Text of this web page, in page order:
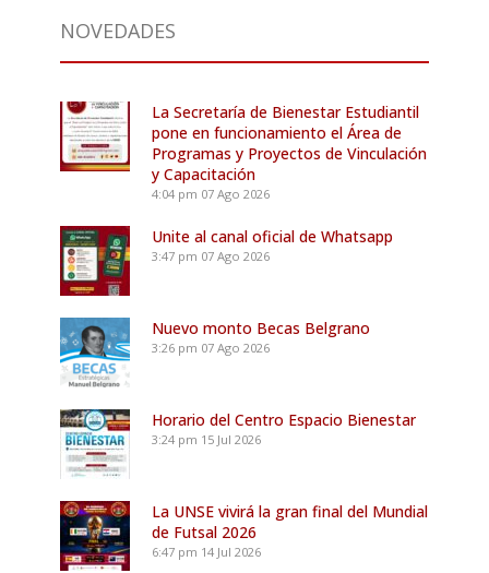
NOVEDADES
La Secretaría de Bienestar Estudiantil
pone en funcionamiento el Área de
Programas y Proyectos de Vinculación
y Capacitación
4:04 pm 07 Ago 2026
Unite al canal oficial de Whatsapp
3:47 pm 07 Ago 2026
Nuevo monto Becas Belgrano
3:26 pm 07 Ago 2026
Horario del Centro Espacio Bienestar
3:24 pm 15 Jul 2026
La UNSE vivirá la gran final del Mundial
de Futsal 2026
6:47 pm 14 Jul 2026